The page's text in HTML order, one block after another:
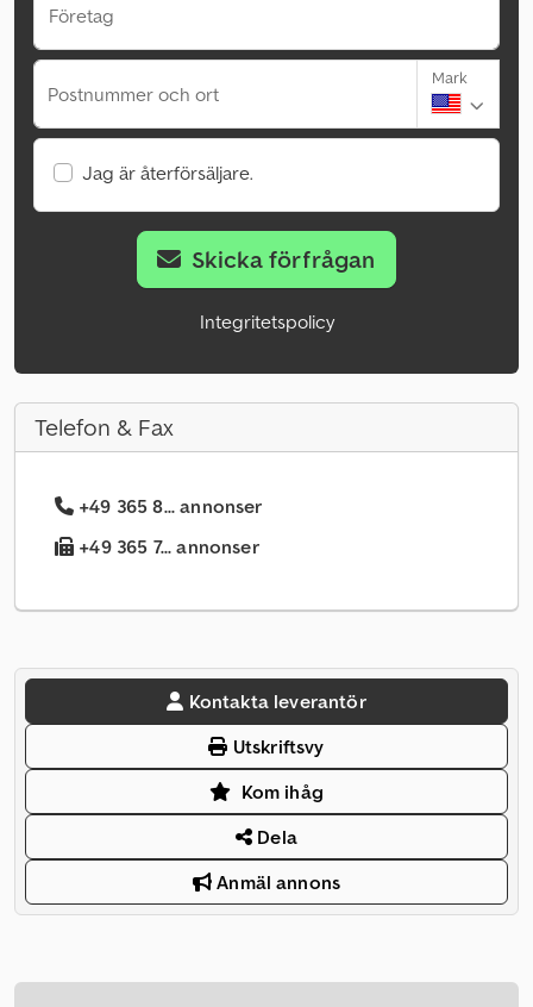
Företag
Postnummer och ort
Mark
Jag är återförsäljare.
Skicka förfrågan
Integritetspolicy
Telefon & Fax
+49 365 8... annonser
+49 365 7... annonser
Kontakta leverantör
Utskriftsvy
Kom ihåg
Dela
Anmäl annons